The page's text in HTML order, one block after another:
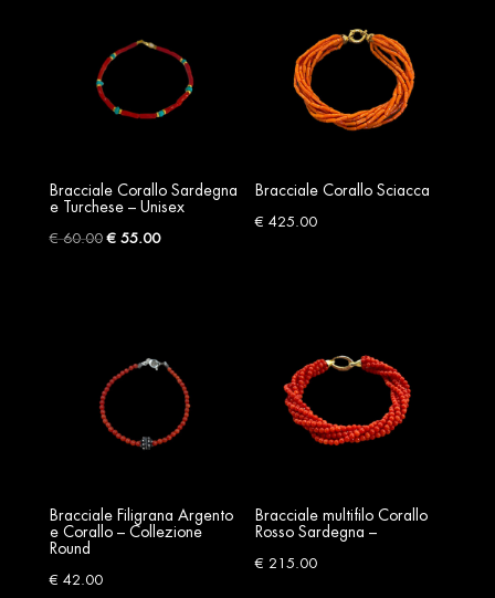
Bracciale Corallo Sardegna
e Turchese – Unisex
€60.00Original
€55.00Current
Bracciale Corallo Sciacca
€ 425.00
Bracciale Filigrana Argento
e Corallo – Collezione
Round
€ 42.00
Bracciale multifilo Corallo
Rosso Sardegna –
€ 215.00